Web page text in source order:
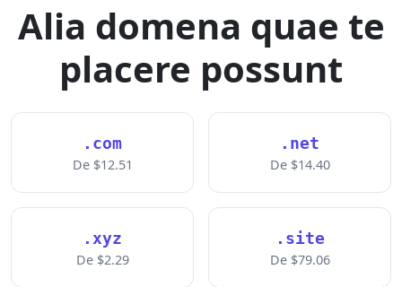
Alia domena quae te
placere possunt
.com
De $12.51
.net
De $14.40
.xyz
De $2.29
.site
De $79.06